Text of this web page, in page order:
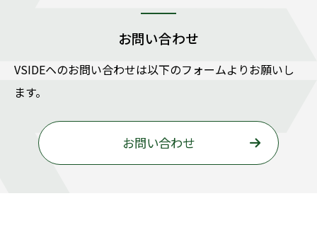
お問い合わせ
VSIDEヘのお問い合わせは以下のフォームよりお願いし
ます。
お問い合わせ